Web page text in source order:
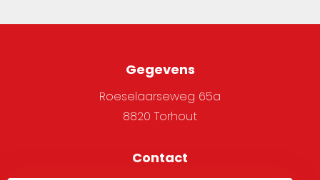
Gegevens
Roeselaarseweg 65a
8820 Torhout
Contact